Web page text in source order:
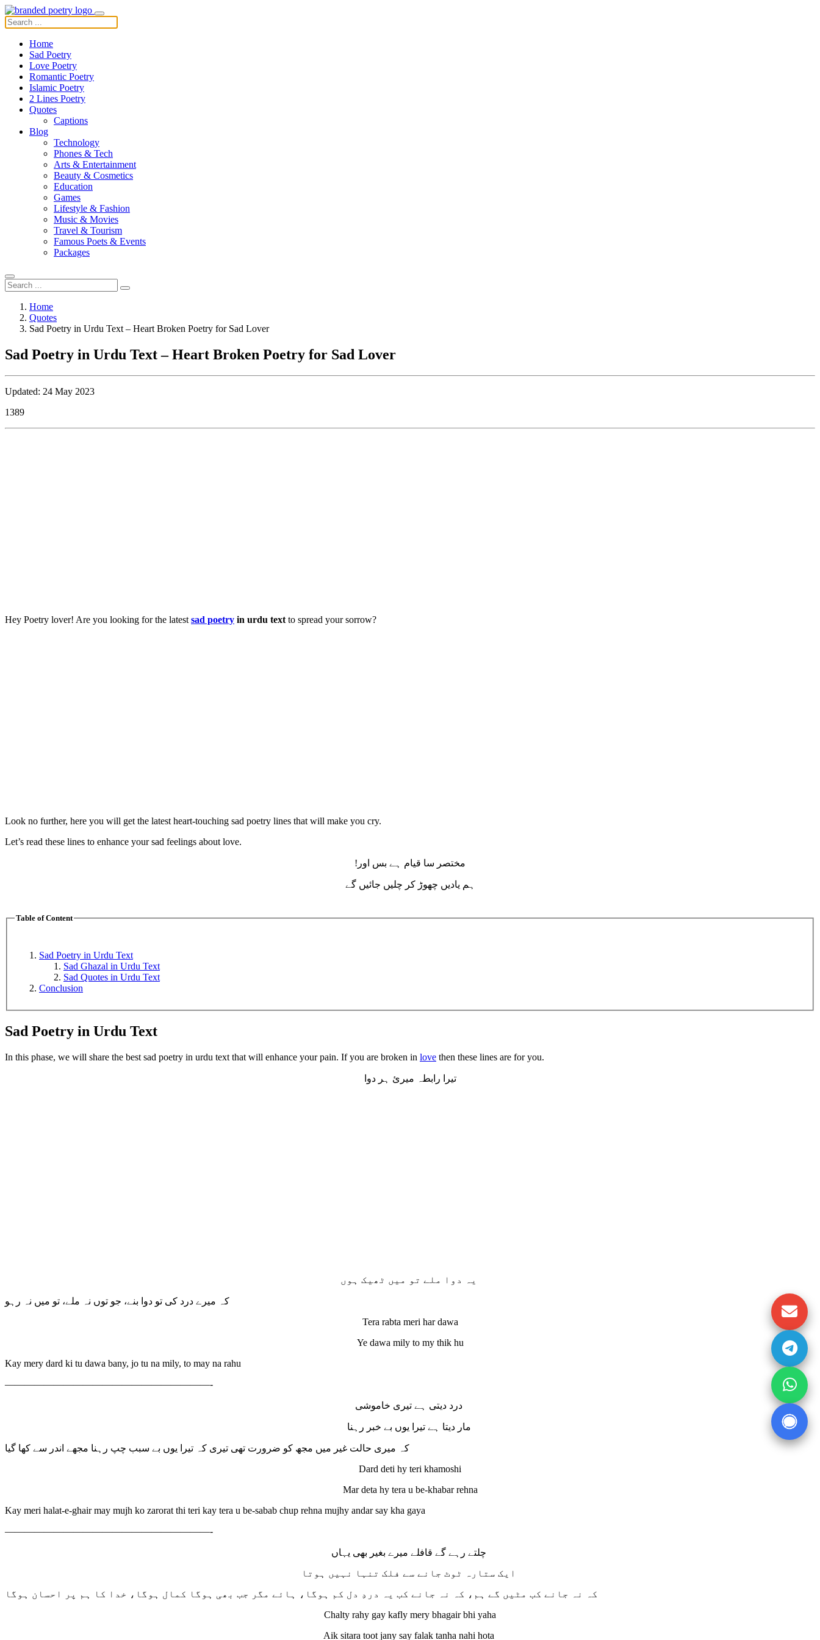
Home
Sad Poetry
Love Poetry
Romantic Poetry
Islamic Poetry
2 Lines Poetry
Quotes
Captions
Blog
Technology
Phones & Tech
Arts & Entertainment
Beauty & Cosmetics
Education
Games
Lifestyle & Fashion
Music & Movies
Travel & Tourism
Famous Poets & Events
Packages
Home
Quotes
Sad Poetry in Urdu Text – Heart Broken Poetry for Sad Lover
Sad Poetry in Urdu Text – Heart Broken Poetry for Sad Lover
Updated: 24 May 2023
1389
Hey Poetry lover! Are you looking for the latest sad poetry in urdu text to spread your sorrow?
Look no further, here you will get the latest heart-touching sad poetry lines that will make you cry.
Let’s read these lines to enhance your sad feelings about love.
!مختصر سا قیام ہے بس اور
ہم یادیں چھوڑ کر چلیں جائیں گے
Table of Content
Sad Poetry in Urdu Text
Sad Ghazal in Urdu Text
Sad Quotes in Urdu Text
Conclusion
Sad Poetry in Urdu Text
In this phase, we will share the best sad poetry in urdu text that will enhance your pain. If you are broken in love then these lines are for you.
تیرا رابطہ میرئ ہر دوا
کہ میرے درد کی تو دوا بنے، جو توں نہ ملے، تو میں نہ رہو
Tera rabta meri har dawa
Ye dawa mily to my thik hu
Kay mery dard ki tu dawa bany, jo tu na mily, to may na rahu
—————————————————————-
کہ میری حالت غیر میں مجھ کو ضرورت تھی تیری کہ تیرا یوں بے سبب چپ رہنا مجھے اندر سے کھا گیا
Dard deti hy teri khamoshi
Mar deta hy tera u be-khabar rehna
Kay meri halat-e-ghair may mujh ko zarorat thi teri kay tera u be-sabab chup rehna mujhy andar say kha gaya
—————————————————————-
کہ نہ جانے کب مٹیں گے ہم، کہ نہ جانے کب یہ دردِ دل کم ہوگا، ہائے مگر جب بھی ہوگا کمال ہوگا، خدا کا ہم پر احسان ہوگا
Chalty rahy gay kafly mery bhagair bhi yaha
Aik sitara toot jany say falak tanha nahi hota